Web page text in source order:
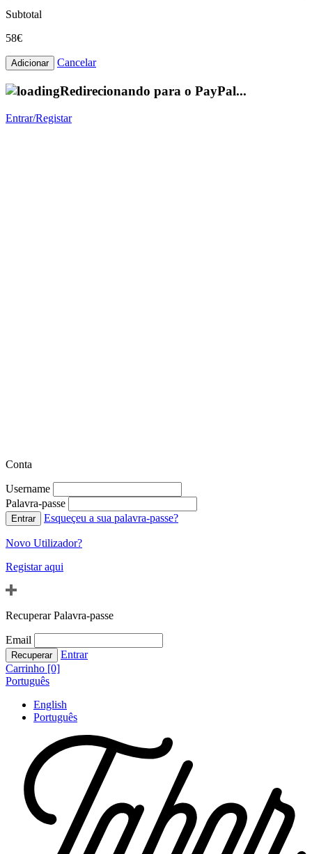
Subtotal
58€
Cancelar
Redirecionando para o PayPal...
Entrar/Registar
Conta
Username
Palavra-passe
Esqueçeu a sua palavra-passe?
Novo Utilizador?
Registar aqui
Recuperar Palavra-passe
Email
Entrar
Carrinho [0]
Português
English
Português